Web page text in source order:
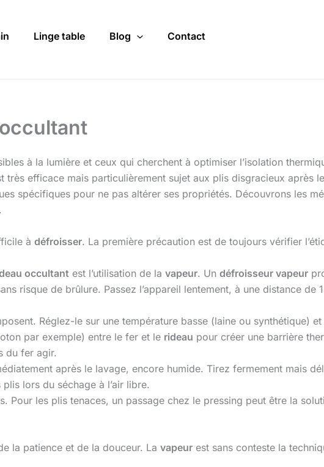
Linge table Blog Contact
à la lumière et ceux qui cherchent à optimiser l’isolation
efficace mais particulièrement sujet aux plis disgracieux après
spécifiques pour ne pas altérer ses propriétés. Découvrons les
à défroisser. La première précaution est de toujours vérifier
occultant est l’utilisation de la vapeur. Un défroisseur vapeur
risque de brûlure. Passez l’appareil lentement, à une distance de
Réglez-le sur une température basse (laine ou synthétique)
par exemple) entre le fer et le rideau pour créer une barrière
du fer agir.
après le lavage, encore humide. Tirez fermement mais
lors du séchage à l’air libre.
les plis tenaces, un passage chez le pressing peut être la
la patience et de la douceur. La vapeur est sans conteste la